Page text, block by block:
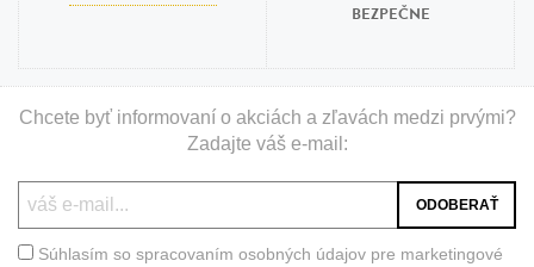
BEZPEČNE
Chcete byť informovaní o akciách a zľavách medzi prvými?
Zadajte váš e-mail:
Súhlasím so spracovaním osobných údajov pre marketingové